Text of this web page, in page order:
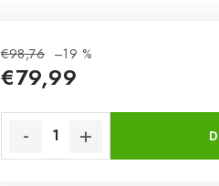
€98,76 –19 %
€79,99